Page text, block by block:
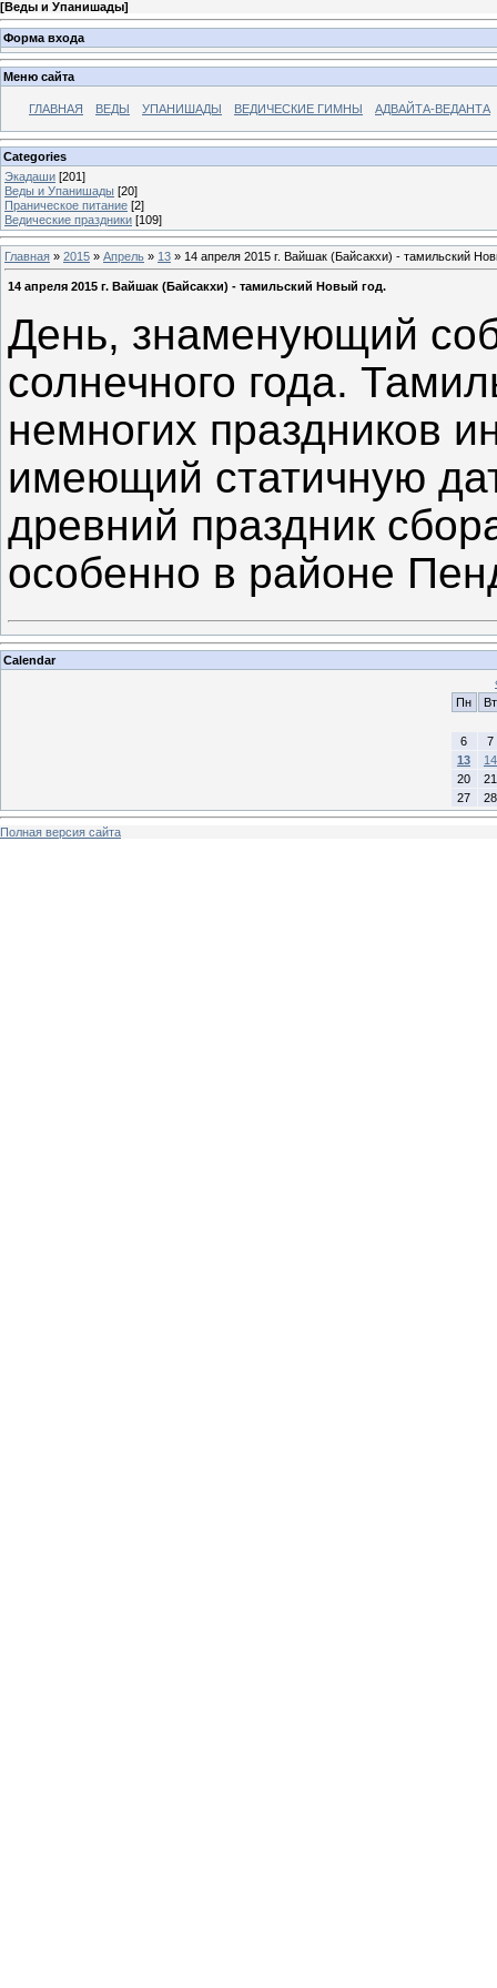
[Веды и Упанишады]
Форма входа
Меню сайта
ГЛАВНАЯ ВЕДЫ УПАНИШАДЫ ВЕДИЧЕСКИЕ ГИМНЫ АДВАЙТА-ВЕДАНТА
Categories
Экадаши [201]
Веды и Упанишады [20]
Праническое питание [2]
Ведические праздники [109]
Главная » 2015 » Апрель » 13 » 14 апреля 2015 г. Вайшак (Байсакхи) - тамильский
14 апреля 2015 г. Вайшак (Байсакхи) - тамильский Новый год.
День, знаменующий
солнечного года.
немногих праздников
имеющий статичную
древний праздник
особенно в районе
Calendar
Пн
Вт
6
7
13
14
20
21
27
28
Полная версия сайта